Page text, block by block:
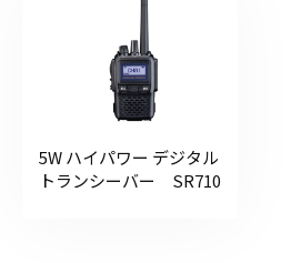
5W ハイパワー デジタル
トランシーバー SR710